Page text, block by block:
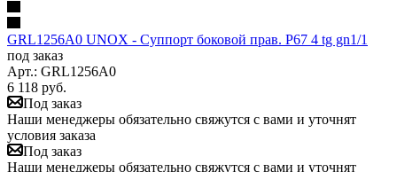
GRL1256A0 UNOX - Суппорт боковой прав. P67 4 tg gn1/1
под заказ
Арт.: GRL1256A0
6 118 руб.
Под заказ
Наши менеджеры обязательно свяжутся с вами и уточнят
условия заказа
Под заказ
Наши менеджеры обязательно свяжутся с вами и уточнят